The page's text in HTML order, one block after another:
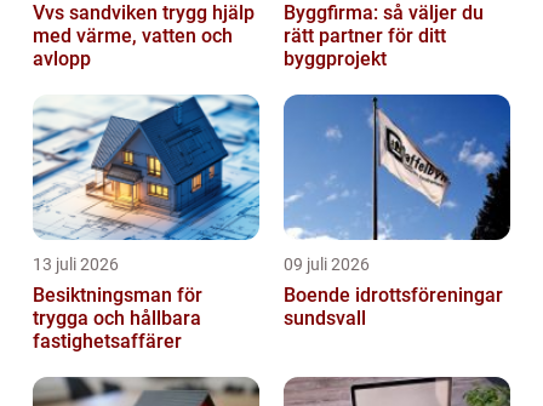
Vvs sandviken trygg hjälp
med värme, vatten och
avlopp
Byggfirma: så väljer du
rätt partner för ditt
byggprojekt
13 juli 2026
Besiktningsman för
trygga och hållbara
fastighetsaffärer
09 juli 2026
Boende idrottsföreningar
sundsvall